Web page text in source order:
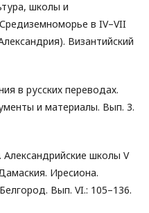
школы и
в IV–VII
Византийский
в русских переводах.
и материалы. Вып. 3.
школы V
Иресиона.
Вып. VI.: 105–136.